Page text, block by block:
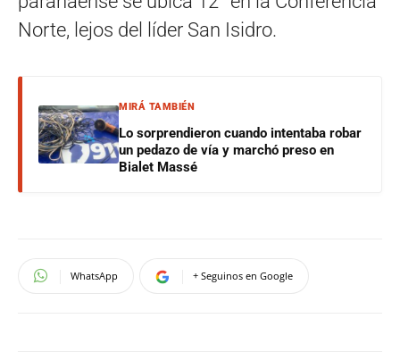
Norte, lejos del líder San Isidro.
MIRÁ TAMBIÉN
Lo sorprendieron cuando intentaba robar
un pedazo de vía y marchó preso en
Bialet Massé
WhatsApp + Seguinos en Google